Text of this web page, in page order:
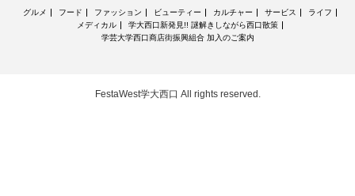
グルメ フード ファッション ビューティー カルチャー サービス
ライフ
メディカル
学大西口新発見!! 謎解きしながら西口散策
学芸大学西口商店街振興組合 加入のご案内
FestaWest学大西口 All rights reserved.